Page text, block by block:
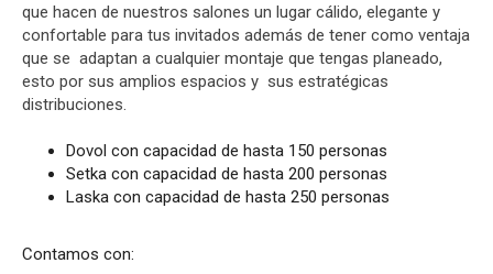
que hacen de nuestros salones un lugar cálido, elegante y
confortable para tus invitados además de tener como ventaja
que se adaptan a cualquier montaje que tengas planeado,
esto por sus amplios espacios y sus estratégicas
distribuciones.
Dovol con capacidad de hasta 150 personas
Setka con capacidad de hasta 200 personas
Laska con capacidad de hasta 250 personas
Contamos con: